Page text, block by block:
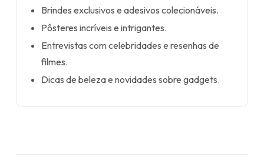
Brindes exclusivos e adesivos colecionáveis.
Pôsteres incríveis e intrigantes.
Entrevistas com celebridades e resenhas de
filmes.
Dicas de beleza e novidades sobre gadgets.